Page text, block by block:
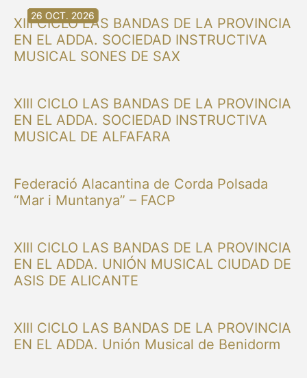
XIII CICLO LAS BANDAS DE LA PROVINCIA
EN EL ADDA. SOCIEDAD INSTRUCTIVA
MUSICAL SONES DE SAX
30 AG. 2026
XIII CICLO LAS BANDAS DE LA PROVINCIA
EN EL ADDA. SOCIEDAD INSTRUCTIVA
MUSICAL DE ALFAFARA
30 AG. 2026
Federació Alacantina de Corda Polsada
“Mar i Muntanya” – FACP
13 SET. 2026
XIII CICLO LAS BANDAS DE LA PROVINCIA
EN EL ADDA. UNIÓN MUSICAL CIUDAD DE
ASIS DE ALICANTE
20 SET. 2026
XIII CICLO LAS BANDAS DE LA PROVINCIA
EN EL ADDA. Unión Musical de Benidorm
20 SET. 2026
26 SET. 2026
03 OCT. 2026
16 OCT. 2026
26 OCT. 2026